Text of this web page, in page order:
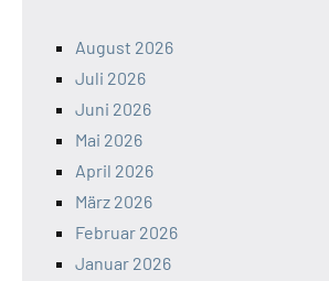
August 2026
Juli 2026
Juni 2026
Mai 2026
April 2026
März 2026
Februar 2026
Januar 2026